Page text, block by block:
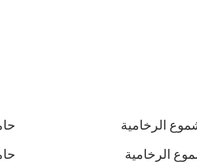
الرخامية
الرخامية